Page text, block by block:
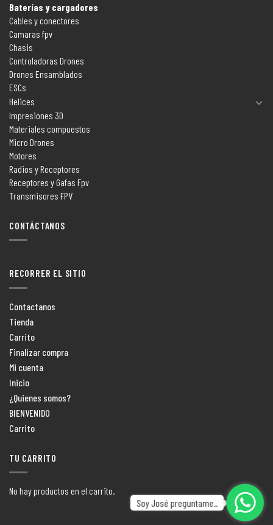
Baterías y cargadores
Cables y conectores
Camaras fpv
Chasis
Controladoras Drones
Drones Ensamblados
ESCs
Helices
Impresiones 3D
Materiales compuestos
Micro Drones
Motores
Radios y Receptores
Receptores y Gafas Fpv
Transmisores FPV
CONTÁCTANOS
RECORRER EL SITIO
Contactanos
Tienda
Carrito
Finalizar compra
Mi cuenta
Inicio
¿Quienes somos?
BIENVENIDO
Carrito
TU CARRITO
No hay productos en el carrito.
Soy José preguntame..